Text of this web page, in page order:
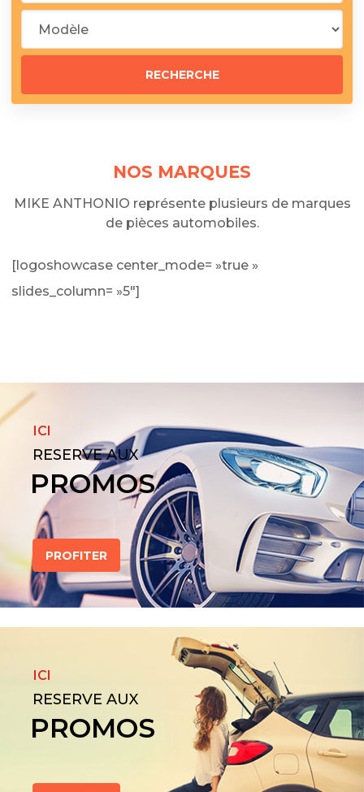
NOS MARQUES
MIKE ANTHONIO représente plusieurs de marques
de pièces automobiles.
[logoshowcase center_mode= »true »
slides_column= »5″]
ICI
RESERVE AUX
PROMOS
PROFITER
ICI
RESERVE AUX
PROMOS